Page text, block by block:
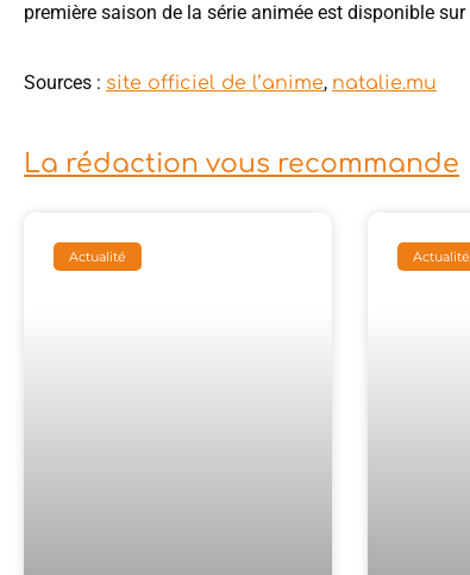
première saison de la série animée est disponible sur
Sources : site officiel de l’anime, natalie.mu
La rédaction vous recommande
Actualité Actualité